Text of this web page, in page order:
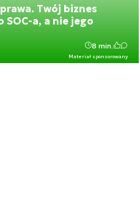
Twój biznes
a, a nie jego
Materiał sponsorowany
8 min.